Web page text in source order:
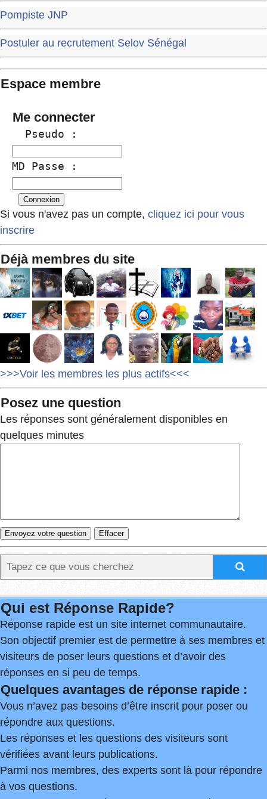
Pompiste JNP
Postuler au recrutement Selov Sénégal
Espace membre
Me connecter
  Pseudo :
MD Passe :
Si vous n'avez pas un compte, cliquez ici pour vous
inscrire
Déjà membres du site
>>>Voir les membres les plus actifs<<<
Posez une question
Les réponses sont généralement disponibles en
quelques minutes
Qui est Réponse Rapide?
Réponse rapide est un site internet communautaire.
Son objectif premier est de permettre à ses membres et
visiteurs de poser leurs questions et d’avoir des
réponses en si peu de temps.
Quelques avantages de réponse rapide :
Vous n’avez pas besoins d’être inscrit pour poser ou
répondre aux questions.
Les réponses et les questions des visiteurs sont
vérifiées avant leurs publications.
Parmi nos membres, des experts sont là pour répondre
à vos questions.